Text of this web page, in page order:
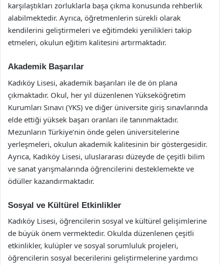
karşılaştıkları zorluklarla başa çıkma konusunda rehberlik
alabilmektedir. Ayrıca, öğretmenlerin sürekli olarak
kendilerini geliştirmeleri ve eğitimdeki yenilikleri takip
etmeleri, okulun eğitim kalitesini artırmaktadır.
Akademik Başarılar
Kadıköy Lisesi, akademik başarıları ile de ön plana
çıkmaktadır. Okul, her yıl düzenlenen Yükseköğretim
Kurumları Sınavı (YKS) ve diğer üniversite giriş sınavlarında
elde ettiği yüksek başarı oranları ile tanınmaktadır.
Mezunların Türkiye’nin önde gelen üniversitelerine
yerleşmeleri, okulun akademik kalitesinin bir göstergesidir.
Ayrıca, Kadıköy Lisesi, uluslararası düzeyde de çeşitli bilim
ve sanat yarışmalarında öğrencilerini desteklemekte ve
ödüller kazandırmaktadır.
Sosyal ve Kültürel Etkinlikler
Kadıköy Lisesi, öğrencilerin sosyal ve kültürel gelişimlerine
de büyük önem vermektedir. Okulda düzenlenen çeşitli
etkinlikler, kulüpler ve sosyal sorumluluk projeleri,
öğrencilerin sosyal becerilerini geliştirmelerine yardımcı